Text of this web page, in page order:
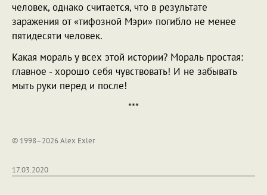
человек, однако считается, что в результате
заражения от «тифозной Мэри» погибло не менее
пятидесяти человек.
Какая мораль у всех этой истории? Мораль простая:
главное - хорошо себя чувствовать! И не забывать
мыть руки перед и после!
***
© 1998–2026 Alex Exler
17.03.2020